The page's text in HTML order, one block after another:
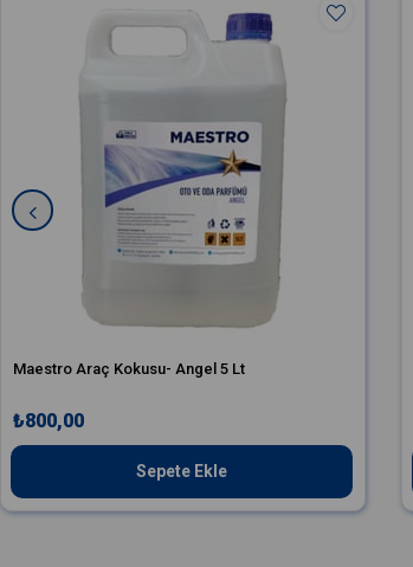
Maestro Araç Kokusu- Angel 5 Lt
₺800,00
Sepete Ekle